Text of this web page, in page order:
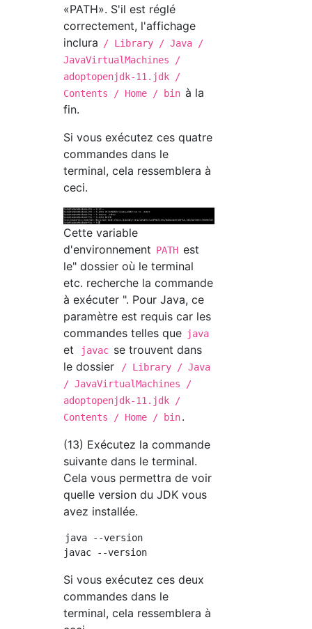
«PATH». S'il est réglé
correctement, l'affichage
inclura
/ Library / Java /
JavaVirtualMachines /
adoptopenjdk-11.jdk /
Contents / Home / bin à la
fin.
Si vous exécutez ces quatre
commandes dans le
terminal, cela ressemblera à
ceci.
Cette variable
d'environnement PATH est
le" dossier où le terminal
etc. recherche la commande
à exécuter ". Pour Java, ce
paramètre est requis car les
commandes telles que java
et javac se trouvent dans
le dossier
/ Library / Java
/ JavaVirtualMachines /
adoptopenjdk-11.jdk /
Contents / Home / bin.
(13) Exécutez la commande
suivante dans le terminal.
Cela vous permettra de voir
quelle version du JDK vous
avez installée.
java --version
Si vous exécutez ces deux
commandes dans le
terminal, cela ressemblera à